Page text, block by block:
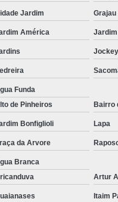
Jardim Grajau
América
Funda
de Pinheiros Bairro
Bonfiglioli Lapa
da Arvore
Branca
Artur
Itaim